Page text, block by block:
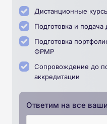
Дистанционные
Подготовка и подача
Подготовка
ФРМР
Сопровождение до
аккредитации
Ответим на все